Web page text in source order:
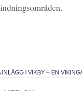
INLÄGG I VIKBY – EN